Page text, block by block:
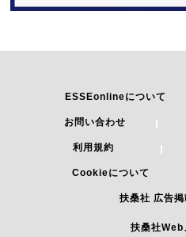
ESSEonlineについて
お問い合わせ
利用規約
Cookieについて
扶桑社 広告
扶桑社Web